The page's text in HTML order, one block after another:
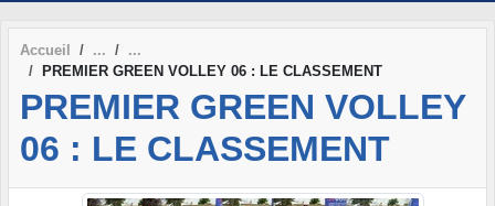
Accueil
PREMIER GREEN VOLLEY 06 : LE CLASSEMENT
PREMIER GREEN VOLLEY
06 : LE CLASSEMENT